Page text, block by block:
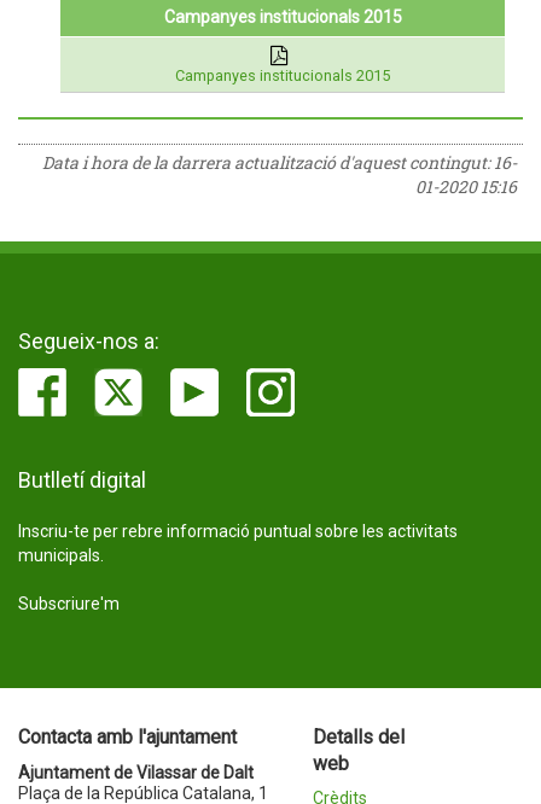
Campanyes institucionals 2015
Campanyes institucionals 2015
Data i hora de la darrera actualització d'aquest contingut:16-
01-2020 15:16
Segueix-nos a:
Butlletí digital
Inscriu-te per rebre informació puntual sobre les activitats
municipals.
Subscriure'm
Contacta amb l'ajuntament
Ajuntament de Vilassar de Dalt
Plaça de la República Catalana, 1
Detalls del
web
Crèdits